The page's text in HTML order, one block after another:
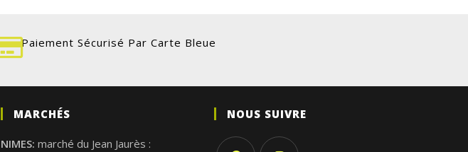
Paiement Sécurisé Par Carte Bleue
MARCHÉS
NIMES: marché du Jean Jaurès :
NOUS SUIVRE